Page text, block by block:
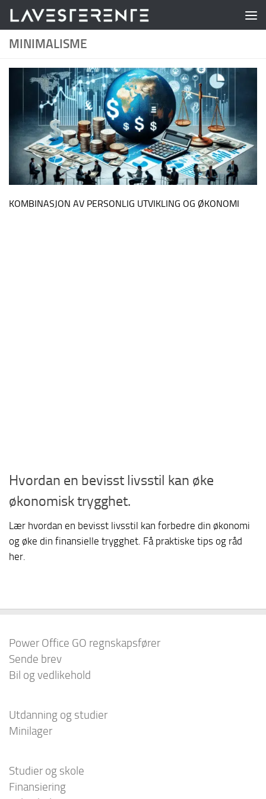
Skip to content
MINIMALISME
KOMBINASJON AV PERSONLIG UTVIKLING OG ØKONOMI
Hvordan en bevisst livsstil kan øke
økonomisk trygghet.
Lær hvordan en bevisst livsstil kan forbedre din økonomi
og øke din finansielle trygghet. Få praktiske tips og råd
her.
Power Office GO regnskapsfører
Sende brev
Bil og vedlikehold
Utdanning og studier
Minilager
Studier og skole
Finansiering